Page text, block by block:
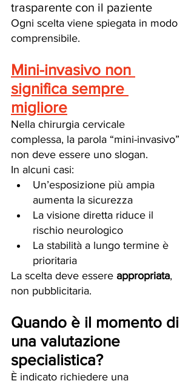
trasparente con il paziente
Ogni scelta viene spiegata in modo
comprensibile.
Mini-invasivo non
significa sempre
migliore
Nella chirurgia cervicale
complessa, la parola “mini-invasivo”
non deve essere uno slogan.
In alcuni casi:
Un’esposizione più ampia
aumenta la sicurezza
La visione diretta riduce il
rischio neurologico
La stabilità a lungo termine è
prioritaria
La scelta deve essere appropriata,
non pubblicitaria.
Quando è il momento di
una valutazione
specialistica?
È indicato richiedere una